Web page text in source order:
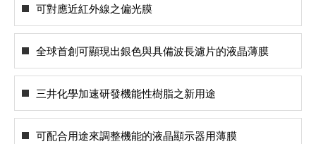
可對應近紅外線之偏光膜
全球首創可顯現出銀色與具備波長濾片的液晶薄膜
三井化學加速研發機能性樹脂之新用途
可配合用途來調整機能的液晶顯示器用薄膜